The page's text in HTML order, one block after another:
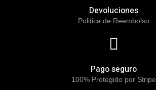
Devoluciones
Politica de Reembolso
Pago seguro
100% Protegido por Stripe